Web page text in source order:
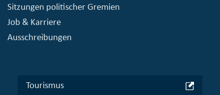
Sitzungen politischer Gremien
Job & Karriere
Ausschreibungen
Tourismus